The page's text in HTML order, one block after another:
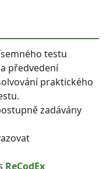
testu
předvedení
praktického
zadávány
ReCodEx